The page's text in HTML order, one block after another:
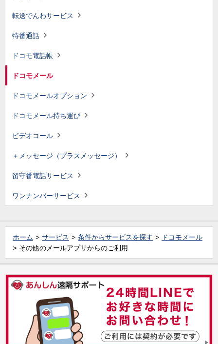
転送でんわサービス
特番通話
ドコモ電話帳
ドコモメール
ドコモメールオプション
ドコモメール持ち運び
ビデオコール
＋メッセージ（プラスメッセージ）
留守番電話サービス
ワンナンバーサービス
ホーム サービス 条件からサービスを探す
ドコモメール
その他のメールアプリからのご利用